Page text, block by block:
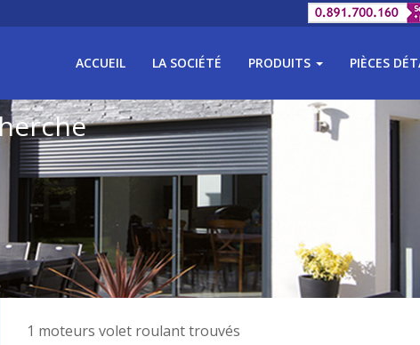
ACCUEIL LA SOCIÉTÉ PRODUITS PIÈCES
1 moteurs volet roulant trouvés